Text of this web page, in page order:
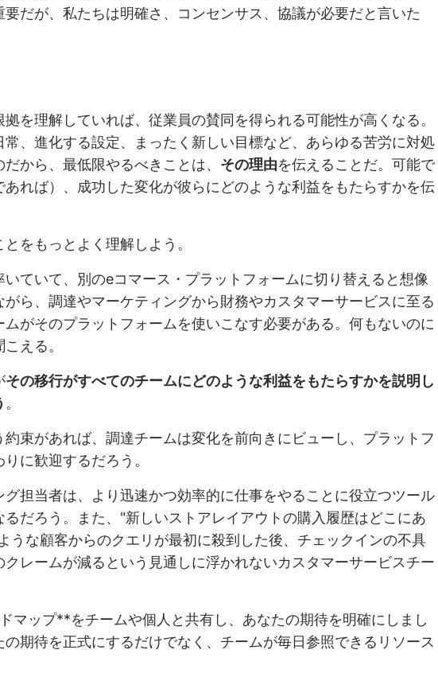
要だが、私たちは明確さ、コンセンサス、協議が必要だと言いた
を理解していれば、従業員の賛同を得られる可能性が高くなる。
常、進化する設定、まったく新しい目標など、あらゆる苦労に対処
から、最低限やるべきことは、 その理由を伝えることだ。可能で
あれば）、成功した変化が彼らにどのような利益をもたらすかを伝
をもっとよく理解しよう。
ていて、別のeコマース・プラットフォームに切り替えると想像
がら、調達やマーケティングから財務やカスタマーサービスに至る
ムがそのプラットフォームを使いこなす必要がある。何もないのに
える。
その移行がすべてのチームにどのような利益をもたらすかを説明し
。
束があれば、調達チームは変化を前向きにビューし、プラットフ
に歓迎するだろう。
グ担当者は、より迅速かつ効率的に仕事をやることに役立つツール
だろう。また、"新しいストアレイアウトの購入履歴はどこにあ
うな顧客からのクエリが最初に殺到した後、チェックインの不具
レームが減るという見通しに浮かれないカスタマーサービスチー
マップ**をチームや個人と共有し、あなたの期待を明確にしまし
の期待を正式にするだけでなく、チームが毎日参照できるリソース